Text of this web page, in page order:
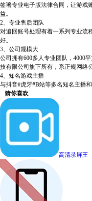
签署专业电子版法律合同，让游戏
益。
2、专业售后团队
对追回账号处理有着一系列专业流
好。
3、公司规模大
公司拥有600多人专业团队，4000
技有限公司旗下所有，系正规网络
4、知名游戏主播
与抖音#虎牙#B站等多名知名主播
猜你喜欢
高清录屏王